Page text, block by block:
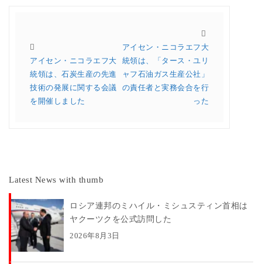
アイセン・ニコラエフ大
統領は、石炭生産の先進
技術の発展に関する会議
を開催しました
アイセン・ニコラエフ大
統領は、「タース・ユリ
ャフ石油ガス生産公社」
の責任者と実務会合を行
った
Latest News with thumb
ロシア連邦のミハイル・ミシュスティン首相は
ヤクーツクを公式訪問した
2026年8月3日